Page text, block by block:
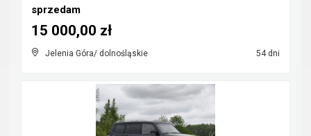
sprzedam
Jelenia Góra/ dolnośląskie 54 dni
15 000,00 zł